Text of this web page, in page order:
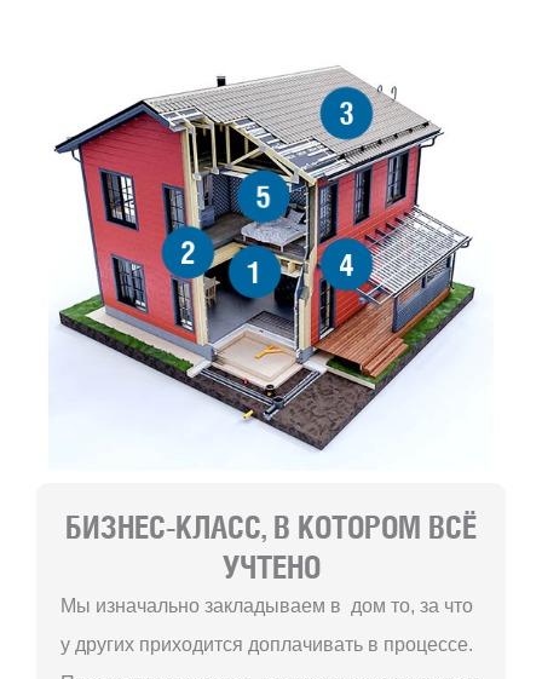
1
2
3
4
5
БИЗНЕС-КЛАСС, В КОТОРОМ ВСЁ
УЧТЕНО
Мы изначально закладываем в дом то, за что
у других приходится доплачивать в процессе.